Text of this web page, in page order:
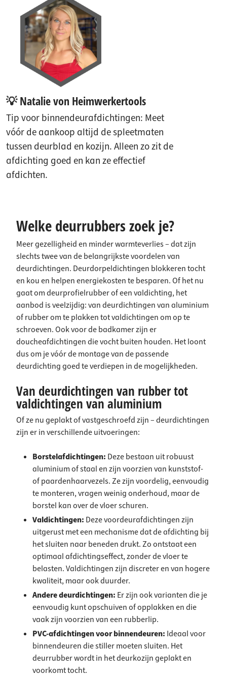
💡 Natalie von Heimwerkertools
Tip voor binnendeurafdichtingen: Meet
vóór de aankoop altijd de spleetmaten
tussen deurblad en kozijn. Alleen zo zit de
afdichting goed en kan ze effectief
afdichten.
Welke deurrubbers zoek je?
Meer gezelligheid en minder warmteverlies – dat zijn
slechts twee van de belangrijkste voordelen van
deurdichtingen. Deurdorpeldichtingen blokkeren tocht
en kou en helpen energiekosten te besparen. Of het nu
gaat om deurprofielrubber of een valdichting, het
aanbod is veelzijdig: van deurdichtingen van aluminium
of rubber om te plakken tot valdichtingen om op te
schroeven. Ook voor de badkamer zijn er
doucheafdichtingen die vocht buiten houden. Het loont
dus om je vóór de montage van de passende
deurdichting goed te verdiepen in de mogelijkheden.
Van deurdichtingen van rubber tot
valdichtingen van aluminium
Of ze nu geplakt of vastgeschroefd zijn – deurdichtingen
zijn er in verschillende uitvoeringen:
Borstelafdichtingen: Deze bestaan uit robuust
aluminium of staal en zijn voorzien van kunststof-
of paardenhaarvezels. Ze zijn voordelig, eenvoudig
te monteren, vragen weinig onderhoud, maar de
borstel kan over de vloer schuren.
Valdichtingen: Deze voordeurafdichtingen zijn
uitgerust met een mechanisme dat de afdichting bij
het sluiten naar beneden drukt. Zo ontstaat een
optimaal afdichtingseffect, zonder de vloer te
belasten. Valdichtingen zijn discreter en van hogere
kwaliteit, maar ook duurder.
Andere deurdichtingen: Er zijn ook varianten die je
eenvoudig kunt opschuiven of opplakken en die
vaak zijn voorzien van een rubberlip.
PVC-afdichtingen voor binnendeuren: Ideaal voor
binnendeuren die stiller moeten sluiten. Het
deurrubber wordt in het deurkozijn geplakt en
voorkomt tocht.